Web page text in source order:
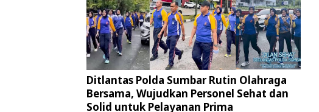
Ditlantas Polda Sumbar Rutin Olahraga
Bersama, Wujudkan Personel Sehat dan
Solid untuk Pelayanan Prima